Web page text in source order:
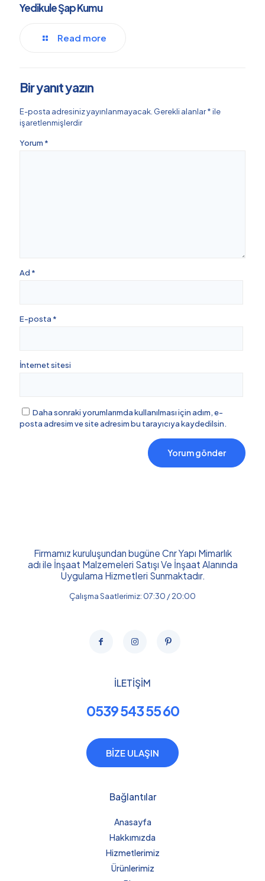
Yedikule Şap Kumu
Read more
Bir yanıt yazın
E-posta adresiniz yayınlanmayacak. Gerekli alanlar*ile
işaretlenmişlerdir
Yorum *
Ad *
E-posta *
İnternet sitesi
Daha sonraki yorumlarımda kullanılması için adım, e-
posta adresim ve site adresim bu tarayıcıya kaydedilsin.
Firmamız kuruluşundan bugüne Cnr Yapı Mimarlık
adı ile İnşaat Malzemeleri Satışı Ve İnşaat Alanında
Uygulama Hizmetleri Sunmaktadır.
Çalışma Saatlerimiz: 07:30 / 20:00
İLETİŞİM
0539 543 55 60
BİZE ULAŞIN
Bağlantılar
Anasayfa
Hakkımızda
Hizmetlerimiz
Ürünlerimiz